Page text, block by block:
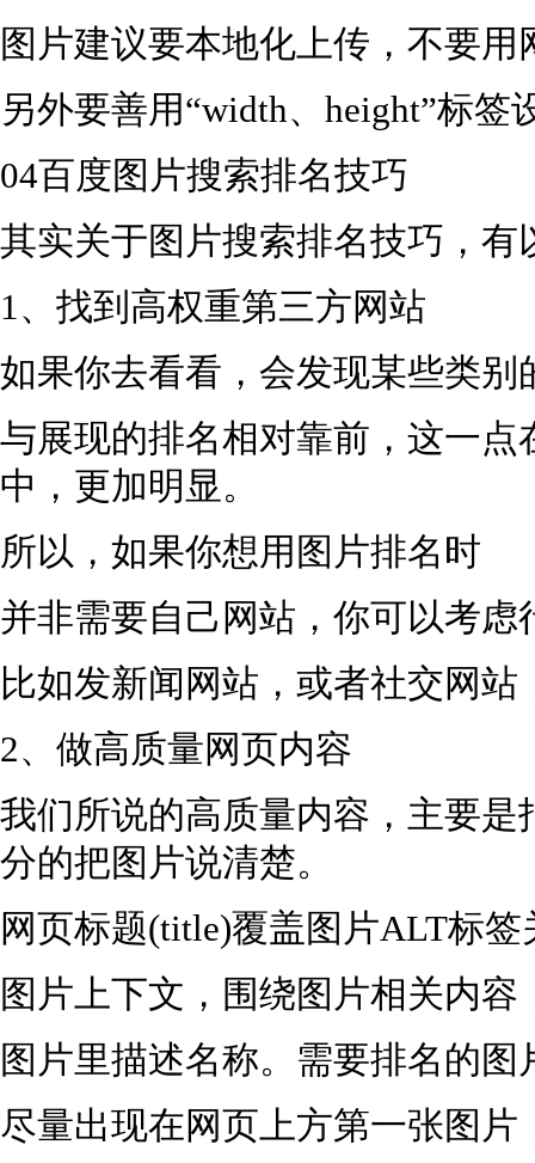
图片建议要本地化上传，不要用
另外要善用“width、height”标签
04百度图片搜索排名技巧
其实关于图片搜索排名技巧，有
1、找到高权重第三方网站
如果你去看看，会发现某些类
与展现的排名相对靠前，这一
中，更加明显。
所以，如果你想用图片排名时
并非需要自己网站，你可以考
比如发新闻网站，或者社交网
2、做高质量网页内容
我们所说的高质量内容，主要
分的把图片说清楚。
网页标题(title)覆盖图片ALT标
图片上下文，围绕图片相关内容
图片里描述名称。需要排名的图
尽量出现在网页上方第一张图片